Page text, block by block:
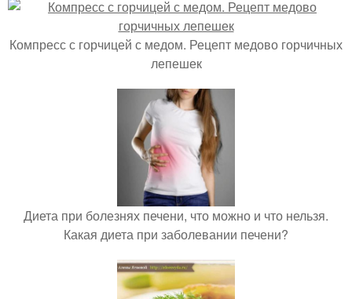
Компресс с горчицей с медом. Рецепт медово горчичных
лепешек
Диета при болезнях печени, что можно и что нельзя.
Какая диета при заболевании печени?